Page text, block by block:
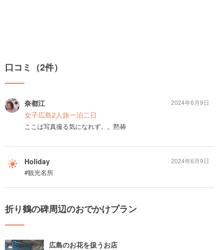
口コミ（2件）
奈都江
女子広島2人旅一泊二日
ここは写真撮る気になれず。。黙祷
2024年6月9日
Holiday
#観光名所
2024年6月9日
折り鶴の碑周辺のおでかけプラン
広島のお花を扱うお店